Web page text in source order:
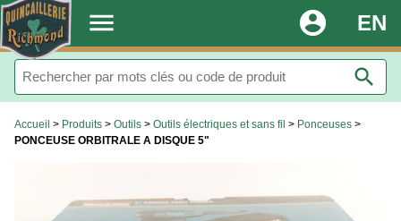
. menu EN
account_circle
search
Accueil > Produits > Outils > Outils électriques et sans fil > Ponceuses >
PONCEUSE ORBITRALE A DISQUE 5"